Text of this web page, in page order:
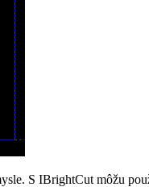
S IBrightCut môžu